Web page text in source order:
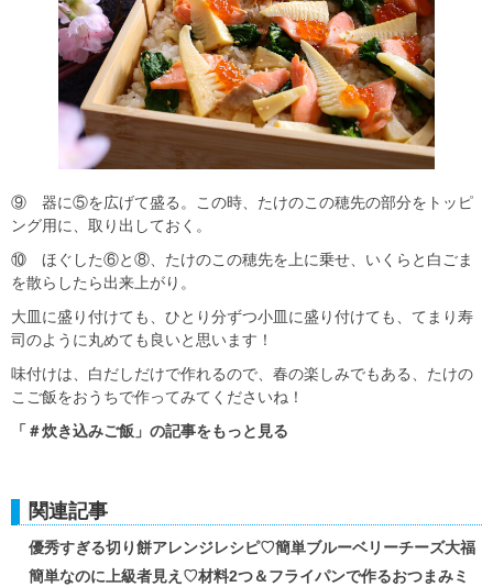
⑨ 器に⑤を広げて盛る。この時、たけのこの穂先の部分をトッピ
ング用に、取り出しておく。
⑩ ほぐした⑥と⑧、たけのこの穂先を上に乗せ、いくらと白ごま
を散らしたら出来上がり。
大皿に盛り付けても、ひとり分ずつ小皿に盛り付けても、てまり寿
司のように丸めても良いと思います！
味付けは、白だしだけで作れるので、春の楽しみでもある、たけの
こご飯をおうちで作ってみてくださいね！
「＃炊き込みご飯」の記事をもっと見る
関連記事
優秀すぎる切り餅アレンジレシピ♡簡単ブルーベリーチーズ大福
簡単なのに上級者見え♡材料2つ＆フライパンで作るおつまみミ